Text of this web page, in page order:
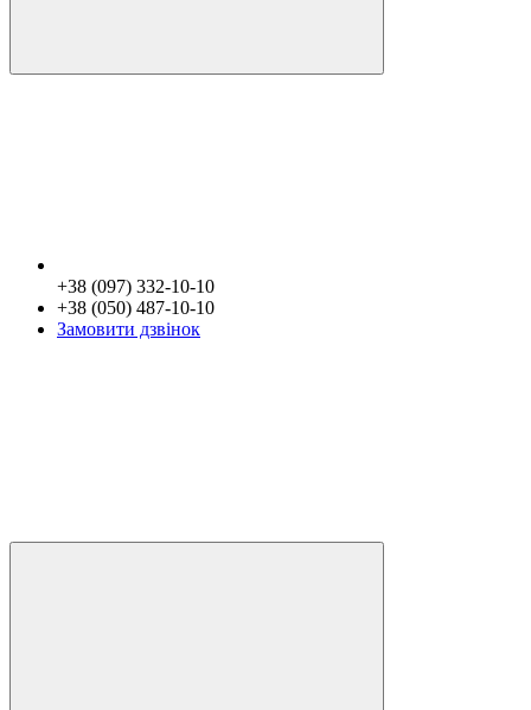
+38 (097) 332-10-10
+38 (050) 487-10-10
Замовити дзвінок